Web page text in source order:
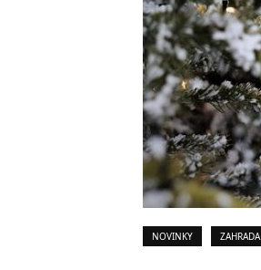
NOVINKY ZAHRADA